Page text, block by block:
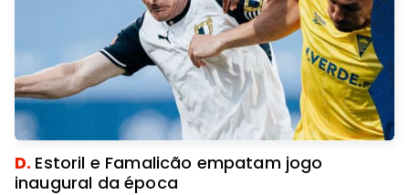
D. Estoril e Famalicão empatam jogo
inaugural da época